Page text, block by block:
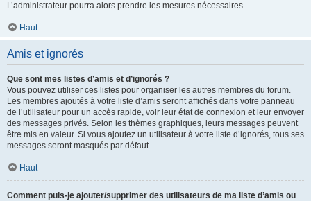
L’administrateur pourra alors prendre les mesures nécessaires.
Haut
Amis et ignorés
Que sont mes listes d’amis et d’ignorés ?
Vous pouvez utiliser ces listes pour organiser les autres membres du forum.
Les membres ajoutés à votre liste d’amis seront affichés dans votre panneau
de l’utilisateur pour un accès rapide, voir leur état de connexion et leur envoyer
des messages privés. Selon les thèmes graphiques, leurs messages peuvent
être mis en valeur. Si vous ajoutez un utilisateur à votre liste d’ignorés, tous ses
messages seront masqués par défaut.
Haut
Comment puis-je ajouter/supprimer des utilisateurs de ma liste d’amis ou